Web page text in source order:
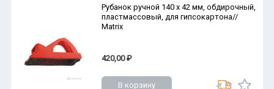
Рубанок ручной 140 х 42 мм, обдирочный,
пластмассовый, для гипсокартона//
Matrix
420,00 ₽
В корзину